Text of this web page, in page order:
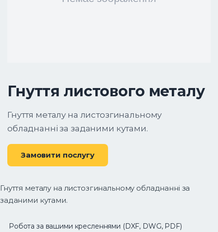
Гнуття листового металу
Гнуття металу на листозгинальному
обладнанні за заданими кутами.
Замовити послугу
Гнуття металу на листозгинальному обладнанні за
заданими кутами.
Робота за вашими кресленнями (DXF, DWG, PDF)